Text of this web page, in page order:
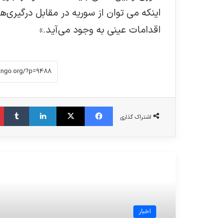
اینکه می توان از سوریه در مقابل
اقدامات عینی به وجود می‌آید.»
اشتراک گذاری
فیس بوک X لینکدین
اخبار